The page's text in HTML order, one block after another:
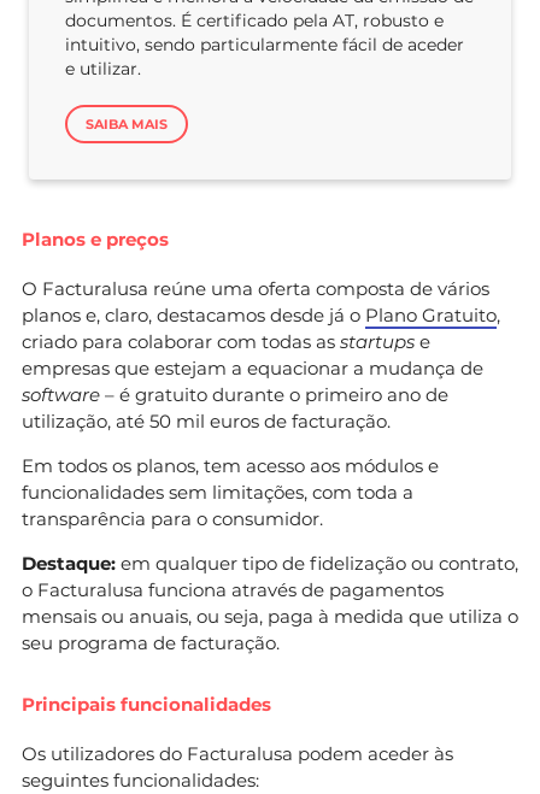
documentos. É certificado pela AT, robusto e
intuitivo, sendo particularmente fácil de aceder
e utilizar.
SAIBA MAIS
Planos e preços
O Facturalusa reúne uma oferta composta de vários
planos e, claro, destacamos desde já o Plano Gratuito,
criado para colaborar com todas as startups e
empresas que estejam a equacionar a mudança de
software – é gratuito durante o primeiro ano de
utilização, até 50 mil euros de facturação.
Em todos os planos, tem acesso aos módulos e
funcionalidades sem limitações, com toda a
transparência para o consumidor.
Destaque: em qualquer tipo de fidelização ou contrato,
o Facturalusa funciona através de pagamentos
mensais ou anuais, ou seja, paga à medida que utiliza o
seu programa de facturação.
Principais funcionalidades
Os utilizadores do Facturalusa podem aceder às
seguintes funcionalidades: